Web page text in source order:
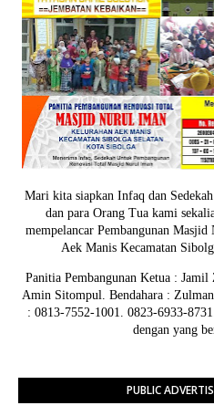
Mari kita siapkan Infaq dan
dan para Orang Tua kami
mempelancar Pembangunan
Aek Manis Kecamatan
Panitia Pembangunan Ketua :
Amin Sitompul. Bendahara :
: 0813-7552-1001. 0823-6933-8731.
dengan yang
PUBLIC